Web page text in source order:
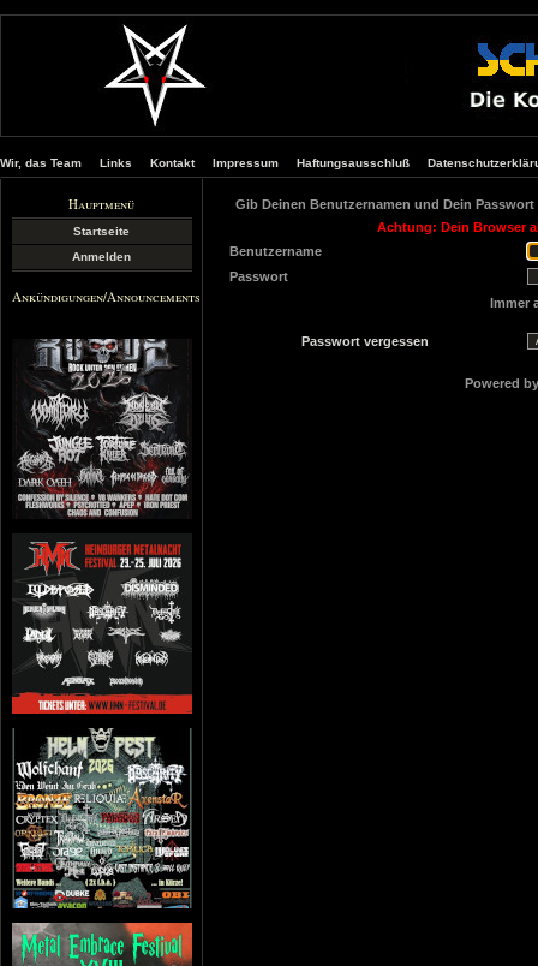
Wir, das Team Links Kontakt Impressum Haftungsausschluß
Hauptmenü
Startseite
Anmelden
Ankündigungen/Announcements
Gib Deinen Benutzernamen und Dein
Achtung: Dein Browser
Benutzername
Passwort
Immer
Passwort vergessen
Powered